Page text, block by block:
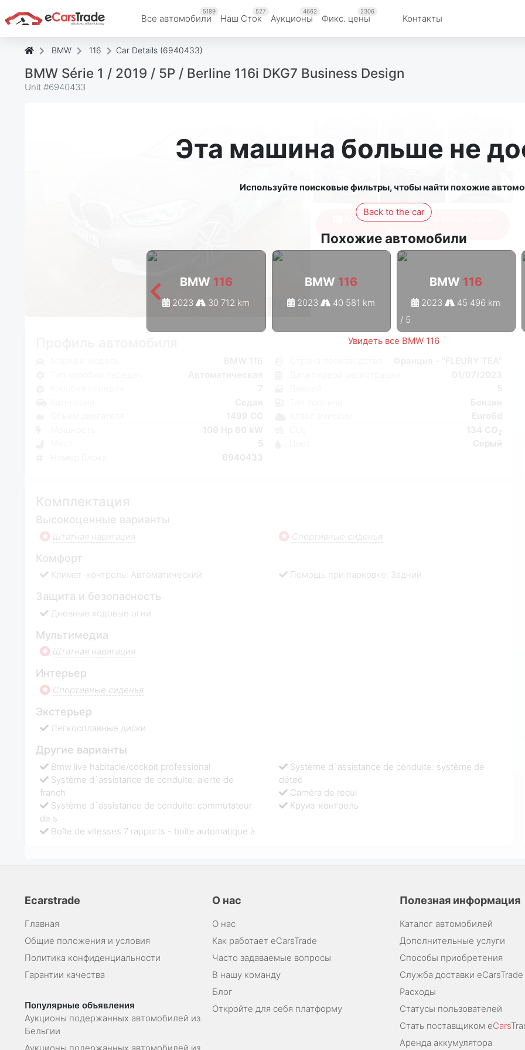
Все автомобили
5189
Наш Cток
527
Аукционы
4662
Фикс. цены
2306
Контакты
BMW 116 Car Details (6940433)
BMW Série 1 / 2019 / 5P / Berline 116i DKG7 Business Design
Unit #6940433
Эта машина больше не
Используйте поисковые фильтры, чтобы найти похожие
Back to the car
Похожие автомобили
BMW 116
2023 30 712 km
BMW 116
2023 40 581 km
BMW 116
2023 45 496 km
/ 5
Увидеть все BMW 116
Авторизуйтесь, чтобы увидеть все
фотографии
1499 CC
109 Hp 80 kW
5
6940433
Euro6d
134 CO 2
Серый
Комплектация
Высокоценные варианты
Штатная навигация Спортивные сиденья
Комфорт
Климат-контроль: Автоматический Помощь при парковке: Задний
Защита и безопасность
Дневные ходовые огни
Мультимедиа
Штатная навигация
Интерьер
Спортивные сиденья
Экстерьер
Легкосплавные диски
Другие варианты
Bmw live habitacle/cockpit professional
Système d`assistance de conduite: alerte de
franch
Système d`assistance de conduite: système de
détec
Caméra de recul
Système d`assistance de conduite: commutateur
de s
Boîte de vitesses 7 rapports - boîte automatique à
Круиз-контроль
Ecarstrade
Главная
Общие положения и условия
Политика конфиденциальности
Гарантии качества
Популярные объявления
Аукционы подержанных автомобилей из
Бельгии
О нас
О нас
Как работает eCarsTrade
Часто задаваемые вопросы
В нашу команду
Блог
Откройте для себя платформу
Полезная информация
Каталог автомобилей
Дополнительные услуги
Способы приобретения
Служба доставки eCarsTrade
Расходы
Статусы пользователей
Стать поставщиком eCars
Аренда аккумулятора